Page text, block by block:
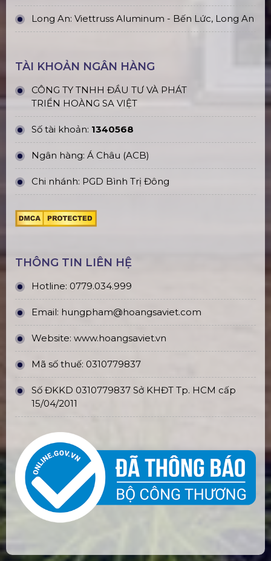
Long An: Viettruss Aluminum - Bến Lức, Long An
TÀI KHOẢN NGÂN HÀNG
CÔNG TY TNHH ĐẦU TƯ VÀ PHÁT
TRIỂN HOÀNG SA VIỆT
Số tài khoản: 1340568
Ngân hàng: Á Châu (ACB)
Chi nhánh: PGD Bình Trị Đông
THÔNG TIN LIÊN HỆ
Hotline: 0779.034.999
Email: hungpham@hoangsaviet.com
Website: www.hoangsaviet.vn
Mã số thuế: 0310779837
Số ĐKKD 0310779837 Sở KHĐT Tp. HCM cấp
15/04/2011